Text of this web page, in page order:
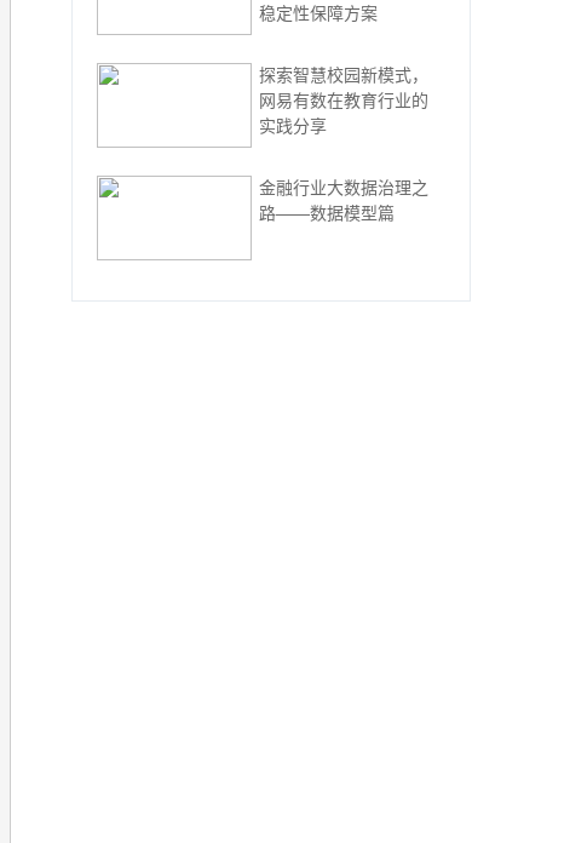
稳定性保障方案
探索智慧校园新模式，
网易有数在教育行业的
实践分享
金融行业大数据治理之
路——数据模型篇